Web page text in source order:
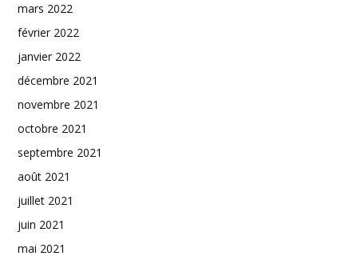
mars 2022
février 2022
janvier 2022
décembre 2021
novembre 2021
octobre 2021
septembre 2021
août 2021
juillet 2021
juin 2021
mai 2021